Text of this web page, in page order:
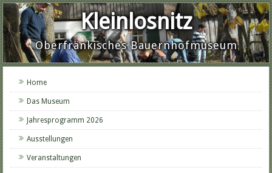
Kleinlosnitz
Oberfränkisches Bauernhofmuseum
Home
Das Museum
Jahresprogramm 2026
Ausstellungen
Veranstaltungen